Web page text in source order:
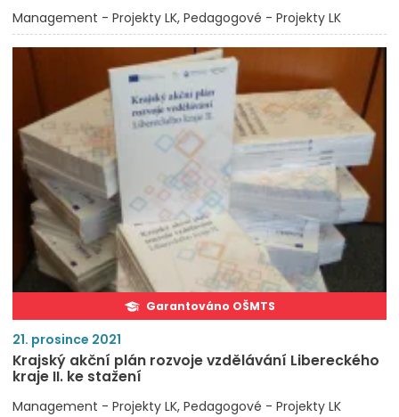
Management - Projekty LK Pedagogové - Projekty LK
Garantováno OŠMTS
21. prosince 2021
Krajský akční plán rozvoje vzdělávání Libereckého
kraje II. ke stažení
Management - Projekty LK Pedagogové - Projekty LK